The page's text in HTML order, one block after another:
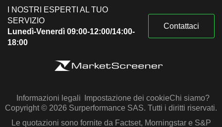
I NOSTRI ESPERTI AL TUO
SERVIZIO
Lunedì-Venerdì 09:00-12:00/14:00-
18:00
Contattaci
Informazioni legali Impostazione dei cookieChi siamo?
Copyright © 2026 Surperformance SAS. Tutti i diritti riservati.
Le quotazioni sono fornite da Factset, Morningstar e S&P